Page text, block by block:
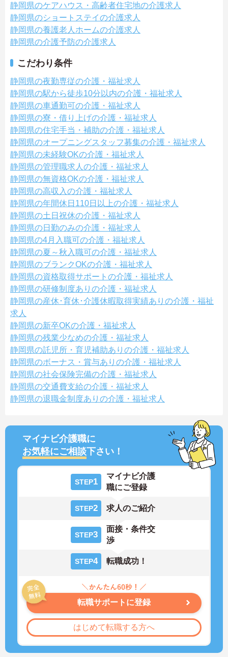
静岡県のケアハウス・高齢者住宅地の介護求人
静岡県のショートステイの介護求人
静岡県の養護老人ホームの介護求人
静岡県の介護予防の介護求人
こだわり条件
静岡県の夜勤専従の介護・福祉求人
静岡県の駅から徒歩10分以内の介護・福祉求人
静岡県の車通勤可の介護・福祉求人
静岡県の寮・借り上げの介護・福祉求人
静岡県の住宅手当・補助の介護・福祉求人
静岡県のオープニングスタッフ募集の介護・福祉求人
静岡県の未経験OKの介護・福祉求人
静岡県の管理職求人の介護・福祉求人
静岡県の無資格OKの介護・福祉求人
静岡県の高収入の介護・福祉求人
静岡県の年間休日110日以上の介護・福祉求人
静岡県の土日祝休の介護・福祉求人
静岡県の日勤のみの介護・福祉求人
静岡県の4月入職可の介護・福祉求人
静岡県の夏～秋入職可の介護・福祉求人
静岡県のブランクOKの介護・福祉求人
静岡県の資格取得サポートの介護・福祉求人
静岡県の研修制度ありの介護・福祉求人
静岡県の産休･育休･介護休暇取得実績ありの介護・福祉
求人
静岡県の新卒OKの介護・福祉求人
静岡県の残業少なめの介護・福祉求人
静岡県の託児所・育児補助ありの介護・福祉求人
静岡県のボーナス・賞与ありの介護・福祉求人
静岡県の社会保険完備の介護・福祉求人
静岡県の交通費支給の介護・福祉求人
静岡県の退職金制度ありの介護・福祉求人
マイナビ介護職に
お気軽にご相談下さい！
STEP1
マイナビ介護
職にご登録
STEP2 求人のご紹介
STEP3
面接・条件交
渉
STEP4 転職成功！
転職サポートに登録
はじめて転職する方へ